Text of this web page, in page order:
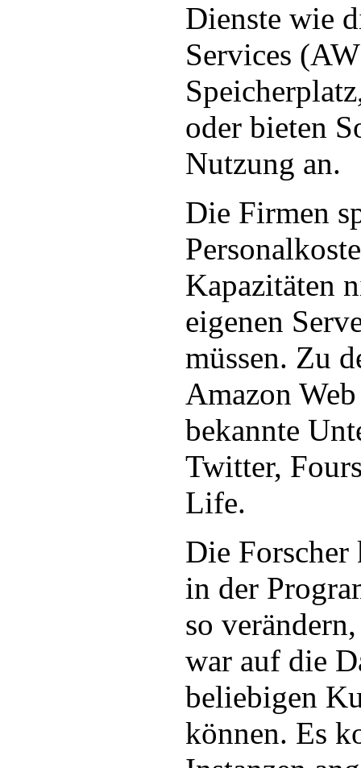
Dienste wie
Services
oder bieten
Nutzung an.
Die Firmen
Kapazitäten
eigenen
müssen. Zu
Amazon
bekannte
Twitter,
Life.
Die Forscher
in der
so
war auf die
beliebigen
können. Es